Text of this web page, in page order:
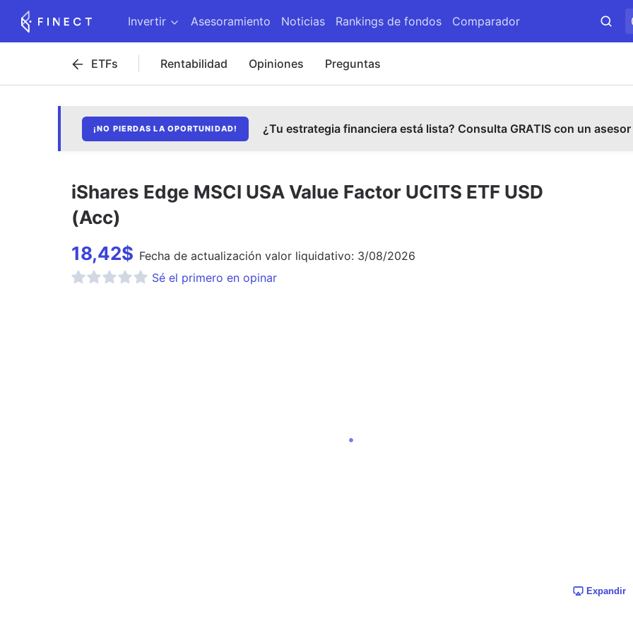
Invertir Asesoramiento Noticias Rankings de fondos Comparador
ETFs Rentabilidad Opiniones Preguntas
¡NO PIERDAS LA OPORTUNIDAD! ¿Tu estrategia financiera está lista? Consulta GRATIS con un
iShares Edge MSCI USA Value Factor UCITS ETF USD
(Acc)
18,42$ Fecha de actualización valor liquidativo: 3/08/2026
Sé el primero en opinar
Expandir